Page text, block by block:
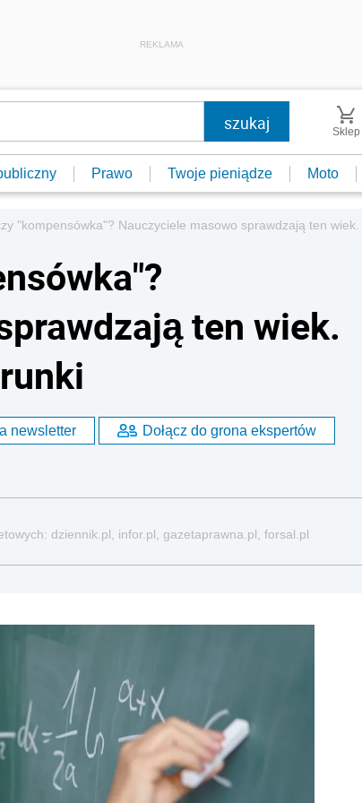
REKLAMA
Sklep
Prawo Twoje pieniądze Moto
"kompensówka"? Nauczyciele masowo sprawdzają ten
ten wiek.
newsletter Dołącz do grona ekspertów
dziennik.pl, infor.pl, gazetaprawna.pl, forsal.pl